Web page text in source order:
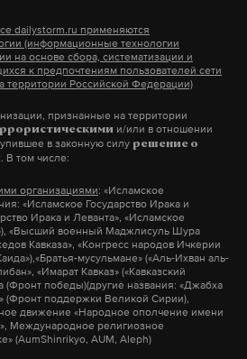
логики управления на
Белгорода о смене власти
в видео Daily Storm.
Белгородской
и ушел в отставку 13 мая
рассказалиDaily Storm,
губернаторства и чем
область богомаз
dailystorm.ru применяются
(информационные технологии
на основе сбора, систематизации и
к предпочтениям пользователей сети
территории Российской Федерации)
признанные на территории
и/или в отношении
в законную силу решение о
. В том числе:
организациями: «Исламское
«Исламское Государство Ирака и
Ирака и Леванта», «Исламское
«Высший военный Маджлисуль Шура
Кавказа», «Конгресс народов Ичкерии
мусульмане» («Аль-Ихван аль-
«Имарат Кавказ» («Кавказский
(Фронт победы)(другие названия: «Джабха
(Фронт поддержки Великой Сирии),
движение «Народное ополчение имени
Международное религиозное
(AumShinrikyo, AUM, Aleph)